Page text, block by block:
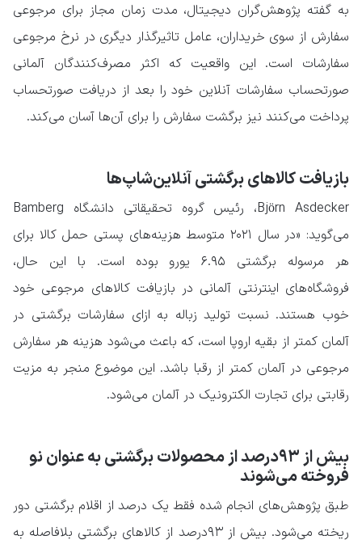
به گفته پژوهش‌گران دیجیتال، مدت زمان مجاز برای مرجوعی
سفارش از سوی خریداران، عامل تاثیرگذار دیگری در نرخ مرجوعی
سفارشات است. این واقعیت که اکثر مصرف‌کنندگان آلمانی
صورتحساب سفارشات آنلاین خود را بعد از دریافت صورتحساب
پرداخت می‌کنند نیز برگشت سفارش را برای آن‌ها آسان می‌کند.
بازیافت کالاهای برگشتی آنلاین‌شاپ‌ها
Björn Asdecker، رئیس گروه تحقیقاتی دانشگاه Bamberg
می‌گوید: «در سال ۲۰۲۱ متوسط هزینه‌های پستی حمل کالا برای
هر مرسوله برگشتی ۶.۹۵ یورو بوده است. با این حال،
فروشگاه‌های اینترنتی آلمانی در بازیافت کالاهای مرجوعی خود
خوب هستند. نسبت تولید زباله به ازای سفارشات برگشتی در
آلمان کمتر از بقیه اروپا است، که باعث می‌شود هزینه هر سفارش
مرجوعی در آلمان کمتر از رقبا باشد. این موضوع منجر به مزیت
رقابتی برای تجارت الکترونیک در آلمان می‌شود.
بیش از ۹۳درصد از محصولات برگشتی به عنوان نو
فروخته می‌شوند
طبق پژوهش‌های انجام شده فقط یک درصد از اقلام برگشتی دور
ریخته می‌شود. بیش از ۹۳درصد از کالاهای برگشتی بلافاصله به